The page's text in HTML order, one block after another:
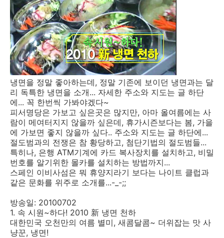
냉면을 정말 좋아하는데, 정말 기존에 보이던 냉면과는 달
리 독특한 냉면을 소개... 자세한 주소와 지도는 글 하단
에... 꼭 한번씩 가봐야겠다~
피서명당은 가보고 싶은곳은 많지만, 아마 올여름에는 사
람이 메여터지지 않을까 싶은데, 휴가시즌보다는 봄, 가을
에 가보면 좋지 않을까 싶다.. 주소와 지도는 글 하단에...
절도범과의 전쟁은 참 황당하고, 첨단기법의 절도범들...
특히나, 은행 ATM기계에 카드 복사장치를 설치하고, 비밀
번호를 알기위한 몰카를 설치하는 방법까지...
스페인 이비사섬은 뭐 휴양지라기 보다는 나이트 클럽과
같은 문화를 위주로 소개를...-_-;;
방송일: 20100702
1. 속 시원~하다! 2010 新 냉면 천하
대한민국 오천만의 여름 별미, 새콤달콤~ 더위잡는 맛 사
냥꾼, 냉면!